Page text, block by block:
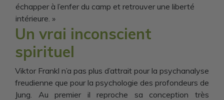
échapper à l’enfer du camp et retrouver une liberté
intérieure. »
Un vrai inconscient
spirituel
Viktor Frankl n’a pas plus d’attrait pour la psychanalyse
freudienne que pour la psychologie des profondeurs de
Jung. Au premier il reproche sa conception très